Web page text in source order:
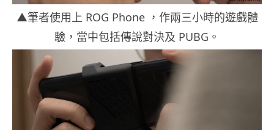
▲筆者使用上 ROG Phone ，作兩三小時的遊戲體
驗，當中包括傳說對決及 PUBG。